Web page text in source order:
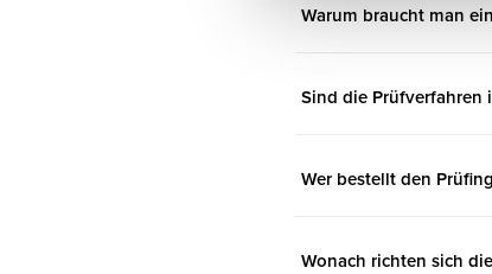
Warum braucht man
Sind die Prüfverfahren
Wer bestellt den
Wonach richten sich